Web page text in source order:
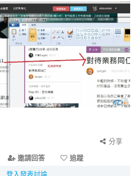
分享
邀請回答
追蹤
登入發表討論